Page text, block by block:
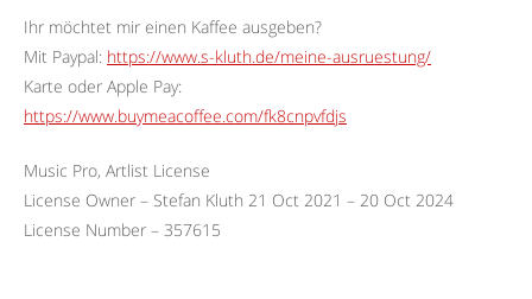
Ihr möchtet mir einen Kaffee ausgeben?
Mit Paypal: https://www.s-kluth.de/meine-ausruestung/
Karte oder Apple Pay:
https://www.buymeacoffee.com/fk8cnpvfdjs
Music Pro, Artlist License
License Owner – Stefan Kluth 21 Oct 2021 – 20 Oct 2024
License Number – 357615